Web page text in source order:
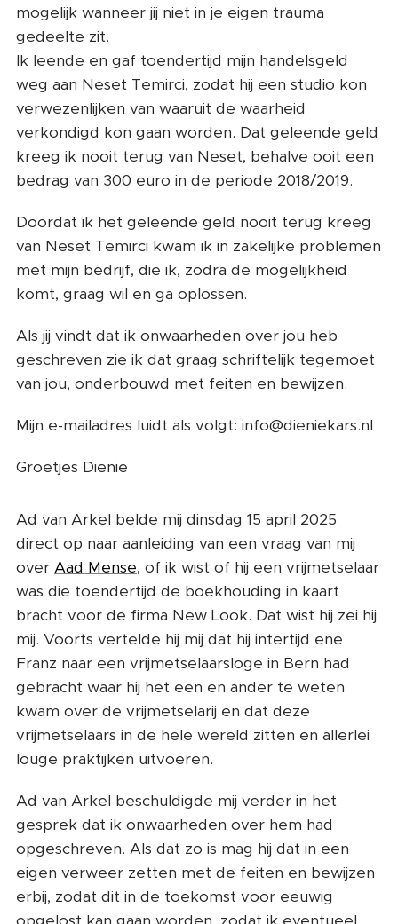
mogelijk wanneer jij niet in je eigen trauma
gedeelte zit.
Ik leende en gaf toendertijd mijn handelsgeld
weg aan Neset Temirci, zodat hij een studio kon
verwezenlijken van waaruit de waarheid
verkondigd kon gaan worden. Dat geleende geld
kreeg ik nooit terug van Neset, behalve ooit een
bedrag van 300 euro in de periode 2018/2019.
Doordat ik het geleende geld nooit terug kreeg
van Neset Temirci kwam ik in zakelijke problemen
met mijn bedrijf, die ik, zodra de mogelijkheid
komt, graag wil en ga oplossen.
Als jij vindt dat ik onwaarheden over jou heb
geschreven zie ik dat graag schriftelijk tegemoet
van jou, onderbouwd met feiten en bewijzen.
Mijn e-mailadres luidt als volgt: info@dieniekars.nl
Groetjes Dienie
Ad van Arkel belde mij dinsdag 15 april 2025
direct op naar aanleiding van een vraag van mij
over Aad Mense, of ik wist of hij een vrijmetselaar
was die toendertijd de boekhouding in kaart
bracht voor de firma New Look. Dat wist hij zei hij
mij. Voorts vertelde hij mij dat hij intertijd ene
Franz naar een vrijmetselaarsloge in Bern had
gebracht waar hij het een en ander te weten
kwam over de vrijmetselarij en dat deze
vrijmetselaars in de hele wereld zitten en allerlei
louge praktijken uitvoeren.
Ad van Arkel beschuldigde mij verder in het
gesprek dat ik onwaarheden over hem had
opgeschreven. Als dat zo is mag hij dat in een
eigen verweer zetten met de feiten en bewijzen
erbij, zodat dit in de toekomst voor eeuwig